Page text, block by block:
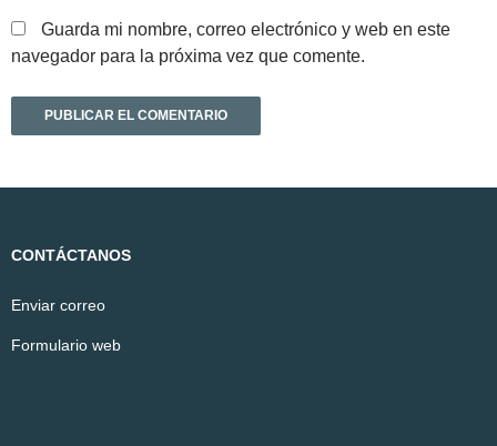
Guarda mi nombre, correo electrónico y web en este
navegador para la próxima vez que comente.
CONTÁCTANOS
Enviar correo
Formulario web